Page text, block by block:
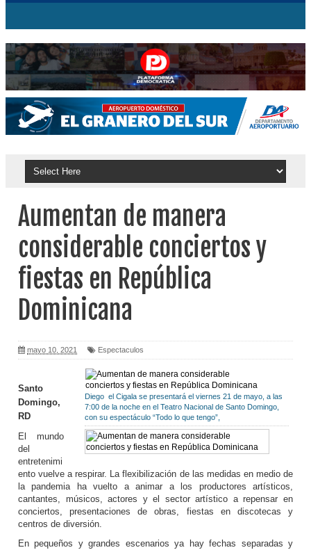
Aumentan de manera
considerable conciertos y
fiestas en República
Dominicana
mayo 10, 2021 Espectaculos
Diego el Cigala se presentará el viernes 21 de mayo, a las
7:00 de la noche en el Teatro Nacional de Santo Domingo,
con su espectáculo “Todo lo que tengo”,
Santo
Domingo,
RD
El mundo
del
entretenimi
ento vuelve a respirar. La flexibilización de las medidas en medio de
la pandemia ha vuelto a animar a los productores artísticos,
cantantes, músicos, actores y el sector artístico a repensar en
conciertos, presentaciones de obras, fiestas en discotecas y
centros de diversión.
En pequeños y grandes escenarios ya hay fechas separadas y